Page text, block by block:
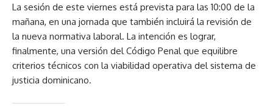
La sesión de este viernes está prevista para las 10:00 de la
mañana, en una jornada que también incluirá la revisión de
la nueva normativa laboral. La intención es lograr,
finalmente, una versión del Código Penal que equilibre
criterios técnicos con la viabilidad operativa del sistema de
justicia dominicano.